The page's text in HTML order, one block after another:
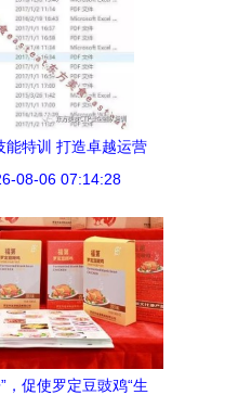
能特训 打造卓越运营
理能力
08-06 07:14:28
，促使罗定豆豉鸡“生